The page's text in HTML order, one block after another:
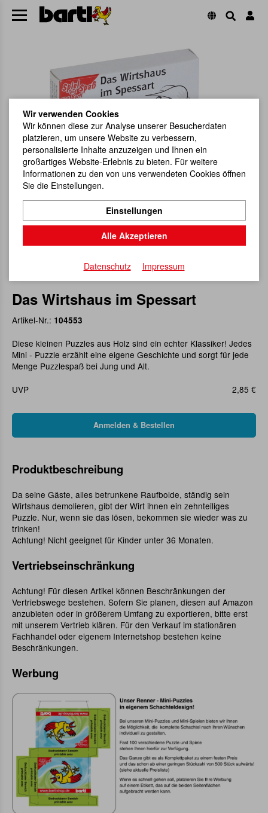
Das Wirtshaus im Spessart
Artikel-Nr.: 104553
Diese kleinen Puzzles aus Holz sind ein echter Klassiker! Jedes
Mini - Puzzle erzählt eine eigene Geschichte und sorgt für jede
Menge Puzzlespaß bei Jung und Alt.
UVP
2,85 €
Produktbeschreibung
Da seine Gäste, alles betrunkene Raufbolde, ständig sein
Wirtshaus demolieren, gibt der Wirt ihnen ein zehnteiliges
Puzzle. Nur, wenn sie das lösen, bekommen sie wieder was zu
trinken!
Achtung! Nicht geeignet für Kinder unter 36 Monaten.
Vertriebseinschränkung
Achtung! Für diesen Artikel können Beschränkungen der
Vertriebswege bestehen. Sofern Sie planen, diesen auf Amazon
anzubieten oder in größerem Umfang zu exportieren, bitte erst
mit unserem Vertrieb klären. Für den Verkauf im stationären
Fachhandel oder eigenem Internetshop bestehen keine
Beschränkungen.
Werbung
Wir verwenden Cookies
Wir können diese zur Analyse unserer Besucherdaten
platzieren, um unsere Website zu verbessern,
personalisierte Inhalte anzuzeigen und Ihnen ein
großartiges Website-Erlebnis zu bieten. Für weitere
Informationen zu den von uns verwendeten Cookies öffnen
Sie die Einstellungen.
Einstellungen
Alle Akzeptieren
Datenschutz Impressum